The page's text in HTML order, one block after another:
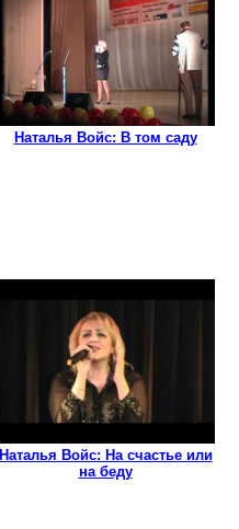
Наталья Войс: В том саду
Наталья Войс: На счастье или
на беду